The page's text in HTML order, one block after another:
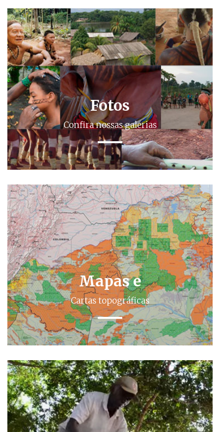
Fotos
Confira nossas galerias
Mapas e
Cartas topográficas